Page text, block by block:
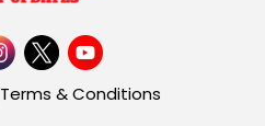
Terms & Conditions